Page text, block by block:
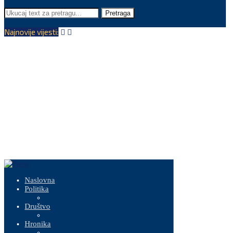
Pretraga
Najnovije vijesti:
Naslovna
Politika
Društvo
Hronika